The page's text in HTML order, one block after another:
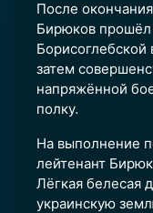
После
Бирюков прошёл
затем
напряжённой
полку.
На выполнение
лейтенант
Лёгкая белесая
украинскую